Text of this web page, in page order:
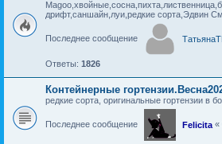
дрифт,саншайн,луи,редкие сорта,Эдвин
Последнее сообщение
Ответы: 1826
Контейнерные
редкие сорта, оригинальные гортензии в
Последнее сообщение Felicita «